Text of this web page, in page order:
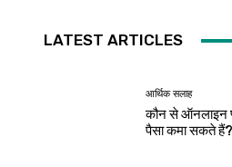
LATEST ARTICLES
आर्थिक सलाह
कौन से ऑनलाइन
पैसा कमा सकते हैं?